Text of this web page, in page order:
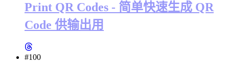
Print QR Codes - 简单快速生成 QR
Code 供输出用
#100